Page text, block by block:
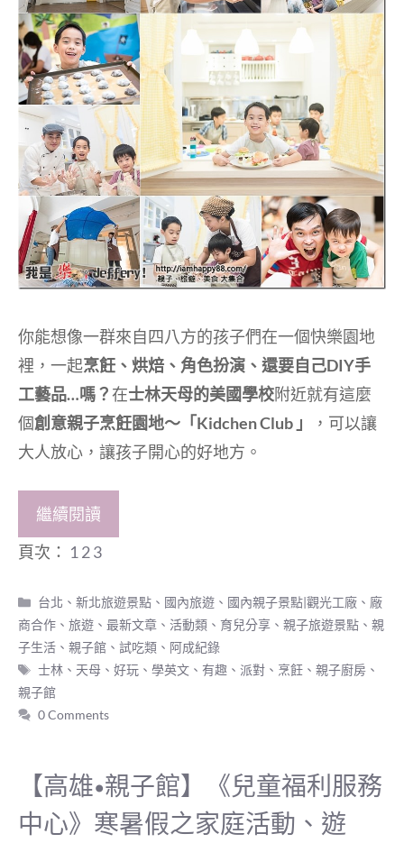
你能想像一群來自四八方的孩子們在一個快樂園地
裡，一起烹飪、烘焙、角色扮演、還要自己DIY手
工藝品…嗎？ 在士林天母的美國學校附近就有這麼
個創意親子烹飪園地～「Kidchen Club 」
，可以讓
大人放心，讓孩子開心的好地方。
繼續閱讀
頁次： 1 23
分
類
台北、新北旅遊景點 、 國內旅遊 、 國內親子景點|觀光工廠 、 廠
商合作 、 旅遊 、 最新文章 、 活動類 、 育兒分享 、 親子旅遊景點 、 親
子生活 、 親子館 、 試吃類 、 阿成紀錄
標
籤
士林 、 天母 、好玩 、學英文 、 有趣 、派對 、 烹飪 、親子廚房 、
親子館
0 Comments
【高雄•親子館】《兒童福利服務
中心》寒暑假之家庭活動、遊